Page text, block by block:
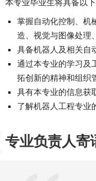
本专业毕业生将具备以下
掌握自动化控制、机
造、视觉与图像处理
具备机器人及相关自
通过本专业的学习及
拓创新的精神和组织
具有本专业的信息获
了解机器人工程专业
专业负责人寄